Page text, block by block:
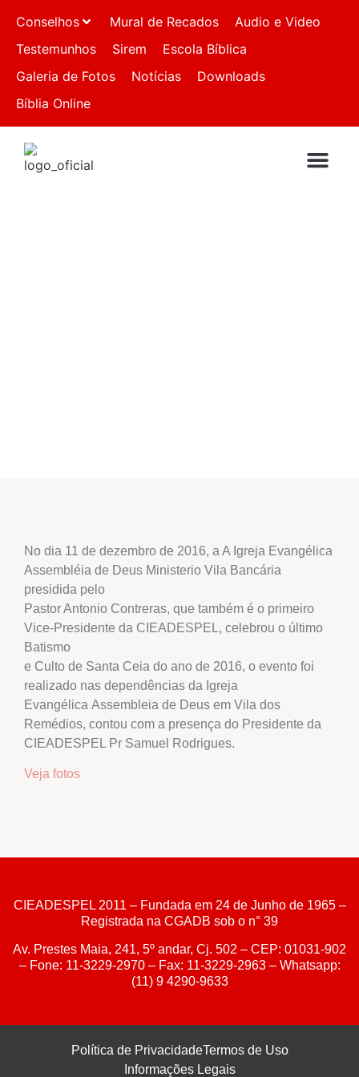
Conselhos Mural de Recados
Audio e Video
Testemunhos
Sirem
Escola Bíblica
Galeria de Fotos
Notícias
Downloads
Bíblia Online
No dia 11 de dezembro de 2016, a A Igreja Evangélica
Assembléia de Deus Ministerio Vila Bancária
presidida pelo
Pastor Antonio Contreras, que também é o primeiro
Vice-Presidente da CIEADESPEL, celebrou o último
Batismo
e Culto de Santa Ceia do ano de 2016, o evento foi
realizado nas dependências da Igreja
Evangélica Assembleia de Deus em Vila dos
Remédios, contou com a presença do Presidente da
CIEADESPEL Pr Samuel Rodrigues.
Veja fotos
CIEADESPEL 2011 – Fundada em 24 de Junho de 1965 –
Registrada na CGADB sob o n° 39
Av. Prestes Maia, 241, 5º andar, Cj. 502 – CEP: 01031-902
– Fone: 11-3229-2970 – Fax: 11-3229-2963 – Whatsapp:
(11) 9 4290-9633
Política de PrivacidadeTermos de Uso
Informações Legais